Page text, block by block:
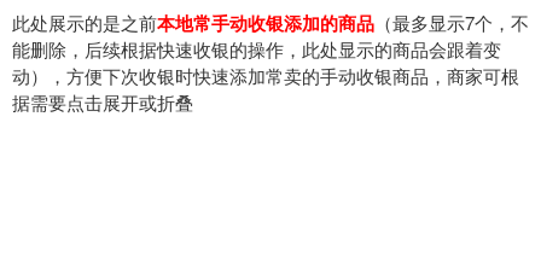
此处展示的是之前本地常手动收银添加的商品 （最多显示7个， 不
能删除，后续根据快速收银的操作，此处显示的商品会跟着变
动），方便下次收银时快速添加常卖的手动收银商品，商家可根
据需要点击展开或折叠